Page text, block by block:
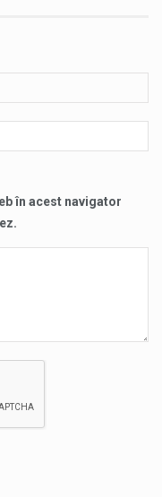
în acest navigator